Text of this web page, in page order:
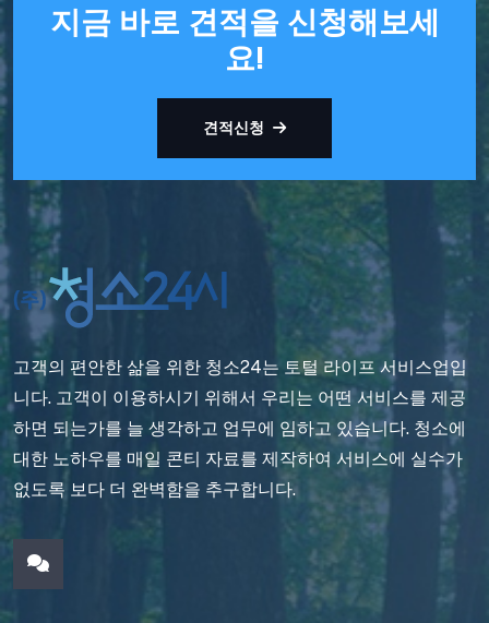
지금 바로 견적을 신청해보세
요!
견적신청
고객의 편안한 삶을 위한 청소24는 토털 라이프 서비스업입
니다. 고객이 이용하시기 위해서 우리는 어떤 서비스를 제공
하면 되는가를 늘 생각하고 업무에 임하고 있습니다. 청소에
대한 노하우를 매일 콘티 자료를 제작하여 서비스에 실수가
없도록 보다 더 완벽함을 추구합니다.